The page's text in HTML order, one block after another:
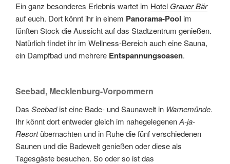
Ein ganz besonderes Erlebnis wartet im Hotel Grauer Bär
auf euch. Dort könnt ihr in einem Panorama-Pool im
fünften Stock die Aussicht auf das Stadtzentrum genießen.
Natürlich findet ihr im Wellness-Bereich auch eine Sauna,
ein Dampfbad und mehrere Entspannungsoasen.
Seebad, Mecklenburg-Vorpommern
Das Seebadist eine Bade- und Saunawelt in Warnemünde.
Ihr könnt dort entweder gleich im nahegelegenenA-ja-
Resortübernachten und in Ruhe die fünf verschiedenen
Saunen und die Badewelt genießen oder diese als
Tagesgäste besuchen. So oder so ist das